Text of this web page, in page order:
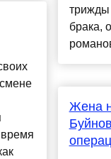
трижды
брака,
Жена